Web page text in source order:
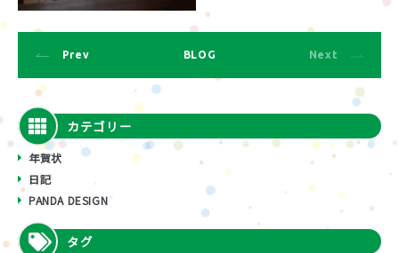
Prev BLOG Next
カテゴリー
年賀状
日記
PANDA DESIGN
タグ